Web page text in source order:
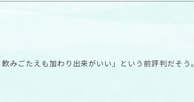
みごたえも加わり出来がいい」という前評判だそう。